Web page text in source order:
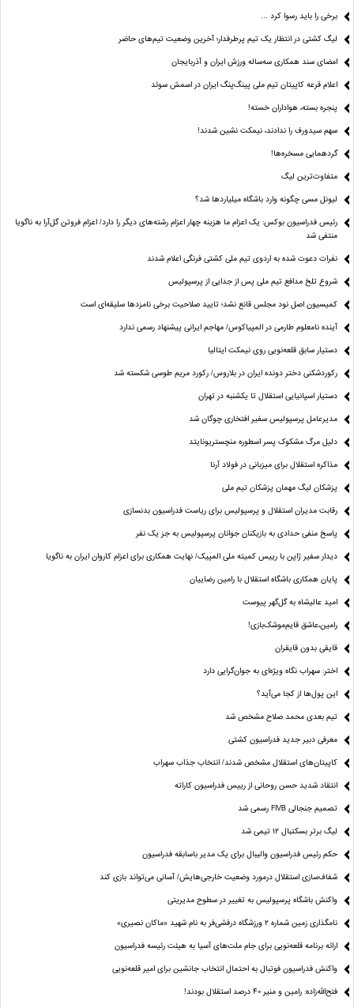
برخی را باید رسوا کرد …
لیگ کشتی در انتظار یک تیم پرطرفدار؛ آخرین وضعیت تیم‌های حاضر
امضای سند همکاری سه‌ساله ورزش ایران و آذربایجان
اعلام قرعه کاپیتان تیم ملی پینگ‌پنگ ایران در اسمش سوئد
پنجره بسته، هواداران خسته!
سهم سیدورف را ندادند، نیمکت نشین شدند!
گردهمایی مسخره‌ها!
متفاوت‌ترین لیگ
لیونل مسی چگونه وارد باشگاه میلیاردها شد؟
رئیس فدراسیون بوکس: یک اعزام ما هزینه چهار اعزام رشته‌های دیگر را دارد/ اعزام فروتن گل‌آرا به ناگویا
منتفی شد
نفرات دعوت شده به اردوی تیم ملی کشتی فرنگی اعلام شدند
شروع تلخ مدافع تیم ملی پس از جدایی از پرسپولیس
کمیسیون اصل نود مجلس قانع نشد؛ تایید صلاحیت برخی نامزدها سلیقه‌ای است
آینده نامعلوم طارمی در المپیاکوس/ مهاجم ایرانی پیشنهاد رسمی ندارد
دستیار سابق قلعه‌نویی روی نیمکت ایتالیا
رکوردشکنی دختر دونده ایران در بلاروس/ رکورد مریم طوسی شکسته شد
دستیار اسپانیایی استقلال تا یکشنبه در تهران
مدیرعامل پرسپولیس سفیر افتخاری چوگان شد
دلیل مرگ مشکوک پسر اسطوره منچستریونایتد
مذاکره استقلال برای میزبانی در فولاد آرنا
پزشکان لیگ مهمان پزشکان تیم ملی
رقابت مدیران استقلال و پرسپولیس برای ریاست فدراسیون بدنسازی
پاسخ منفی حدادی به بازیکنان جوانان پرسپولیس به جز یک نفر
دیدار سفیر ژاپن با رییس کمیته ملی المپیک/ نهایت همکاری برای اعزام کاروان ایران به ناگویا
پایان همکاری باشگاه استقلال با رامین رضاییان
امید عالیشاه به گل‌گهر پیوست
رامین،عاشق قایم‌موشک‌بازی!
قایقی بدون قایقران
اختر: سهراب نگاه ویژه‌ای به جوان‌گرایی دارد
این پول‌ها از کجا می‌آید؟
تیم بعدی محمد صلاح مشخص شد
معرفی دبیر جدید فدراسیون کشتی
کاپیتان‌های استقلال مشخص شدند/ انتخاب جذاب سهراب
انتقاد شدید حسن روحانی از رییس فدراسیون کاراته
تصمیم جنجالی FIVB رسمی شد
لیگ برتر بسکتبال ۱۲ تیمی شد
حکم رئیس فدراسیون والیبال برای یک مدیر باسابقه فدراسیون
شفاف‌سازی استقلال درمورد وضعیت خارجی‌هایش/ آسانی می‌تواند بازی کند
واکنش باشگاه پرسپولیس به تغییر در سطوح مدیریتی
نامگذاری زمین شماره ۲ ورزشگاه درفشی‌فر به نام شهید «ماکان نصیری»
ارائه برنامه‌ قلعه‌نویی برای جام ملت‌های آسیا به هیئت رئیسه فدراسیون
واکنش فدراسیون فوتبال به احتمال انتخاب جانشین برای امیر قلعه‌نویی
فتح‌الله‌زاده: رامین و منیر 40 درصد استقلال بودند!